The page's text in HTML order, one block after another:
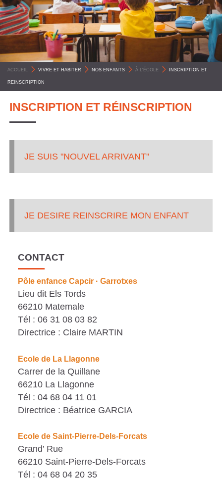
C
O
M
M
U
N
S
Y
É
ACCUEIL VIVRE ET HABITER NOS ENFANTS À L'ÉCOLE INSCRIPTION ET
REINSCRIPTION
INSCRIPTION ET RÉINSCRIPTION
JE SUIS "NOUVEL ARRIVANT"
JE DESIRE REINSCRIRE MON ENFANT
CONTACT
Pôle enfance Capcir · Garrotxes
Lieu dit Els Tords
66210 Matemale
Tél : 06 31 08 03 82
Directrice : Claire MARTIN
Ecole de La Llagonne
Carrer de la Quillane
66210 La Llagonne
Tél : 04 68 04 11 01
Directrice : Béatrice GARCIA
Ecole de Saint-Pierre-Dels-Forcats
Grand’ Rue
66210 Saint-Pierre-Dels-Forcats
Tél : 04 68 04 20 35